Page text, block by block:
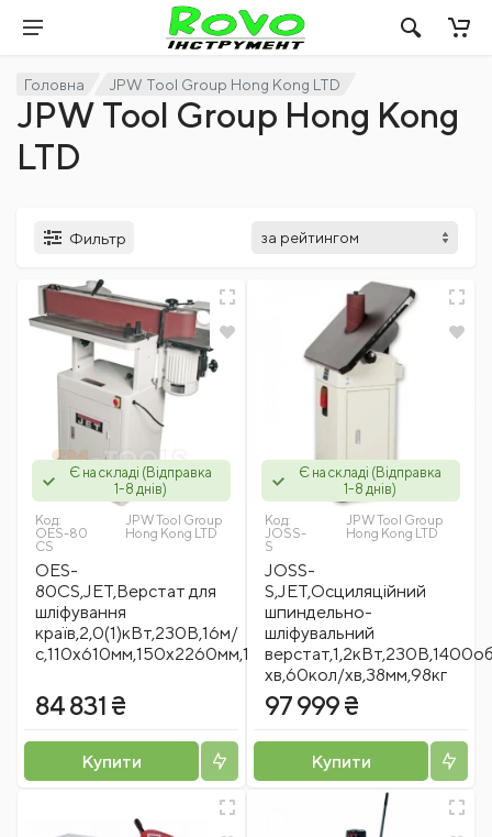
Головна JPW Tool Group Hong Kong LTD
JPW Tool Group Hong Kong
LTD
Фильтр
Є на складі (Відправка
1-8 днів)
Код:
OES-80
CS
JPW Tool Group
Hong Kong LTD
OES-
80CS,JET,Верстат для
шліфування
країв,2,0(1)кВт,230В,16м/
с,110х610мм,150х2260мм,125мм,90˚,120кг
84 831 ₴
Купити
Є на складі (Відправка
1-8 днів)
Код:
JOSS-
S
JPW Tool Group
Hong Kong LTD
JOSS-
S,JET,Осциляційний
шпиндельно-
шліфувальний
хв,60кол/хв,38мм,98кг
97 999 ₴
Купити